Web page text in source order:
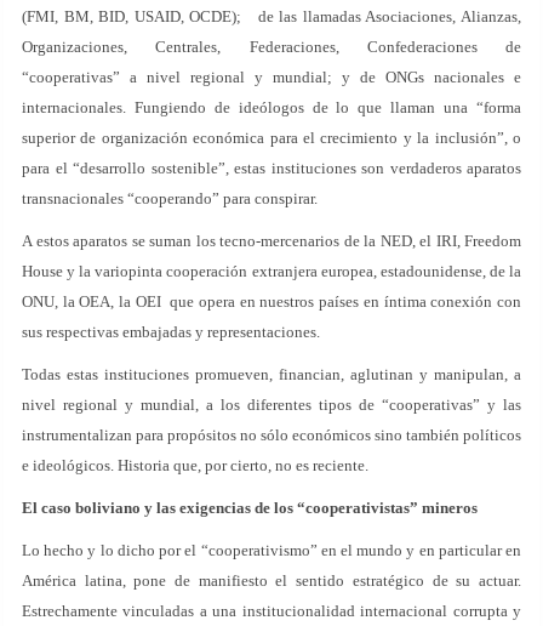
(FMI, BM, BID, USAID, OCDE); de las llamadas Asociaciones, Alianzas,
Organizaciones, Centrales, Federaciones, Confederaciones de
“cooperativas” a nivel regional y mundial; y de ONGs nacionales e
internacionales. Fungiendo de ideólogos de lo que llaman una “forma
superior de organización económica para el crecimiento y la inclusión”, o
para el “desarrollo sostenible”, estas instituciones son verdaderos aparatos
transnacionales “cooperando” para conspirar.
A estos aparatos se suman los tecno-mercenarios de la NED, el IRI, Freedom
House y la variopinta cooperación extranjera europea, estadounidense, de la
ONU, la OEA, la OEI que opera en nuestros países en íntima conexión con
sus respectivas embajadas y representaciones.
Todas estas instituciones promueven, financian, aglutinan y manipulan, a
nivel regional y mundial, a los diferentes tipos de “cooperativas” y las
instrumentalizan para propósitos no sólo económicos sino también políticos
e ideológicos. Historia que, por cierto, no es reciente.
El caso boliviano y las exigencias de los “cooperativistas” mineros
Lo hecho y lo dicho por el “cooperativismo” en el mundo y en particular en
América latina, pone de manifiesto el sentido estratégico de su actuar.
Estrechamente vinculadas a una institucionalidad internacional corrupta y